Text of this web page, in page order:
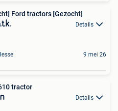
Ford tractors [Gezocht]
Details
9 mei 26
tractor
Details